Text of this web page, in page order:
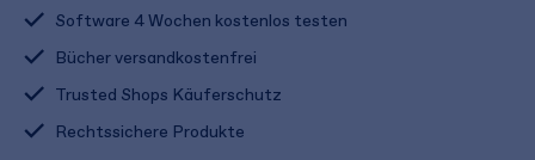
Software 4 Wochen kostenlos testen
Bücher versandkostenfrei
Trusted Shops Käuferschutz
Rechtssichere Produkte